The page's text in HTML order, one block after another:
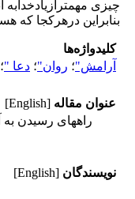
چیزی
بنابراین درهرکجا که
کلیدواژه‌ها
آرامش"؛ روان"؛ دعا "؛
عنوان مقاله [English]
راههای رسیدن به
نویسندگان [English]